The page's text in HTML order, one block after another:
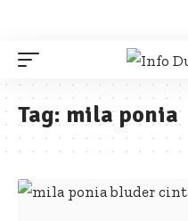
Tag: mila ponia